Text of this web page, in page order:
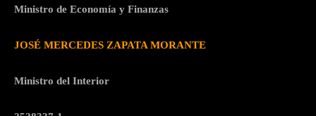
Ministro de Economía y Finanzas
JOSÉ MERCEDES ZAPATA MORANTE
Ministro del Interior